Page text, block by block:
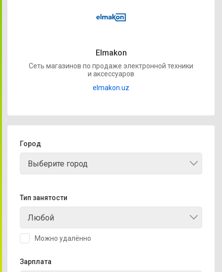
Elmakon
Сеть магазинов по продаже электронной техники
и аксессуаров
elmakon.uz
Город
Выберите город
Тип занятости
Любой
Можно удалённо
Зарплата